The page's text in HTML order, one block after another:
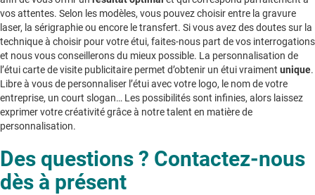
vos attentes. Selon les modèles, vous pouvez choisir entre la gravure
laser, la sérigraphie ou encore le transfert. Si vous avez des doutes sur la
technique à choisir pour votre étui, faites-nous part de vos interrogations
et nous vous conseillerons du mieux possible. La personnalisation de
l’étui carte de visite publicitaire permet d’obtenir un étui vraiment unique.
Libre à vous de personnaliser l’étui avec votre logo, le nom de votre
entreprise, un court slogan… Les possibilités sont infinies, alors laissez
exprimer votre créativité grâce à notre talent en matière de
personnalisation.
Des questions ? Contactez-nous
dès à présent